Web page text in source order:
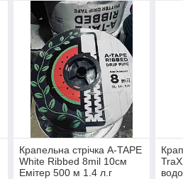
Крапельна стрічка A-TAPE
White Ribbed 8mil 10см
Емітер 500 м 1.4 л.г